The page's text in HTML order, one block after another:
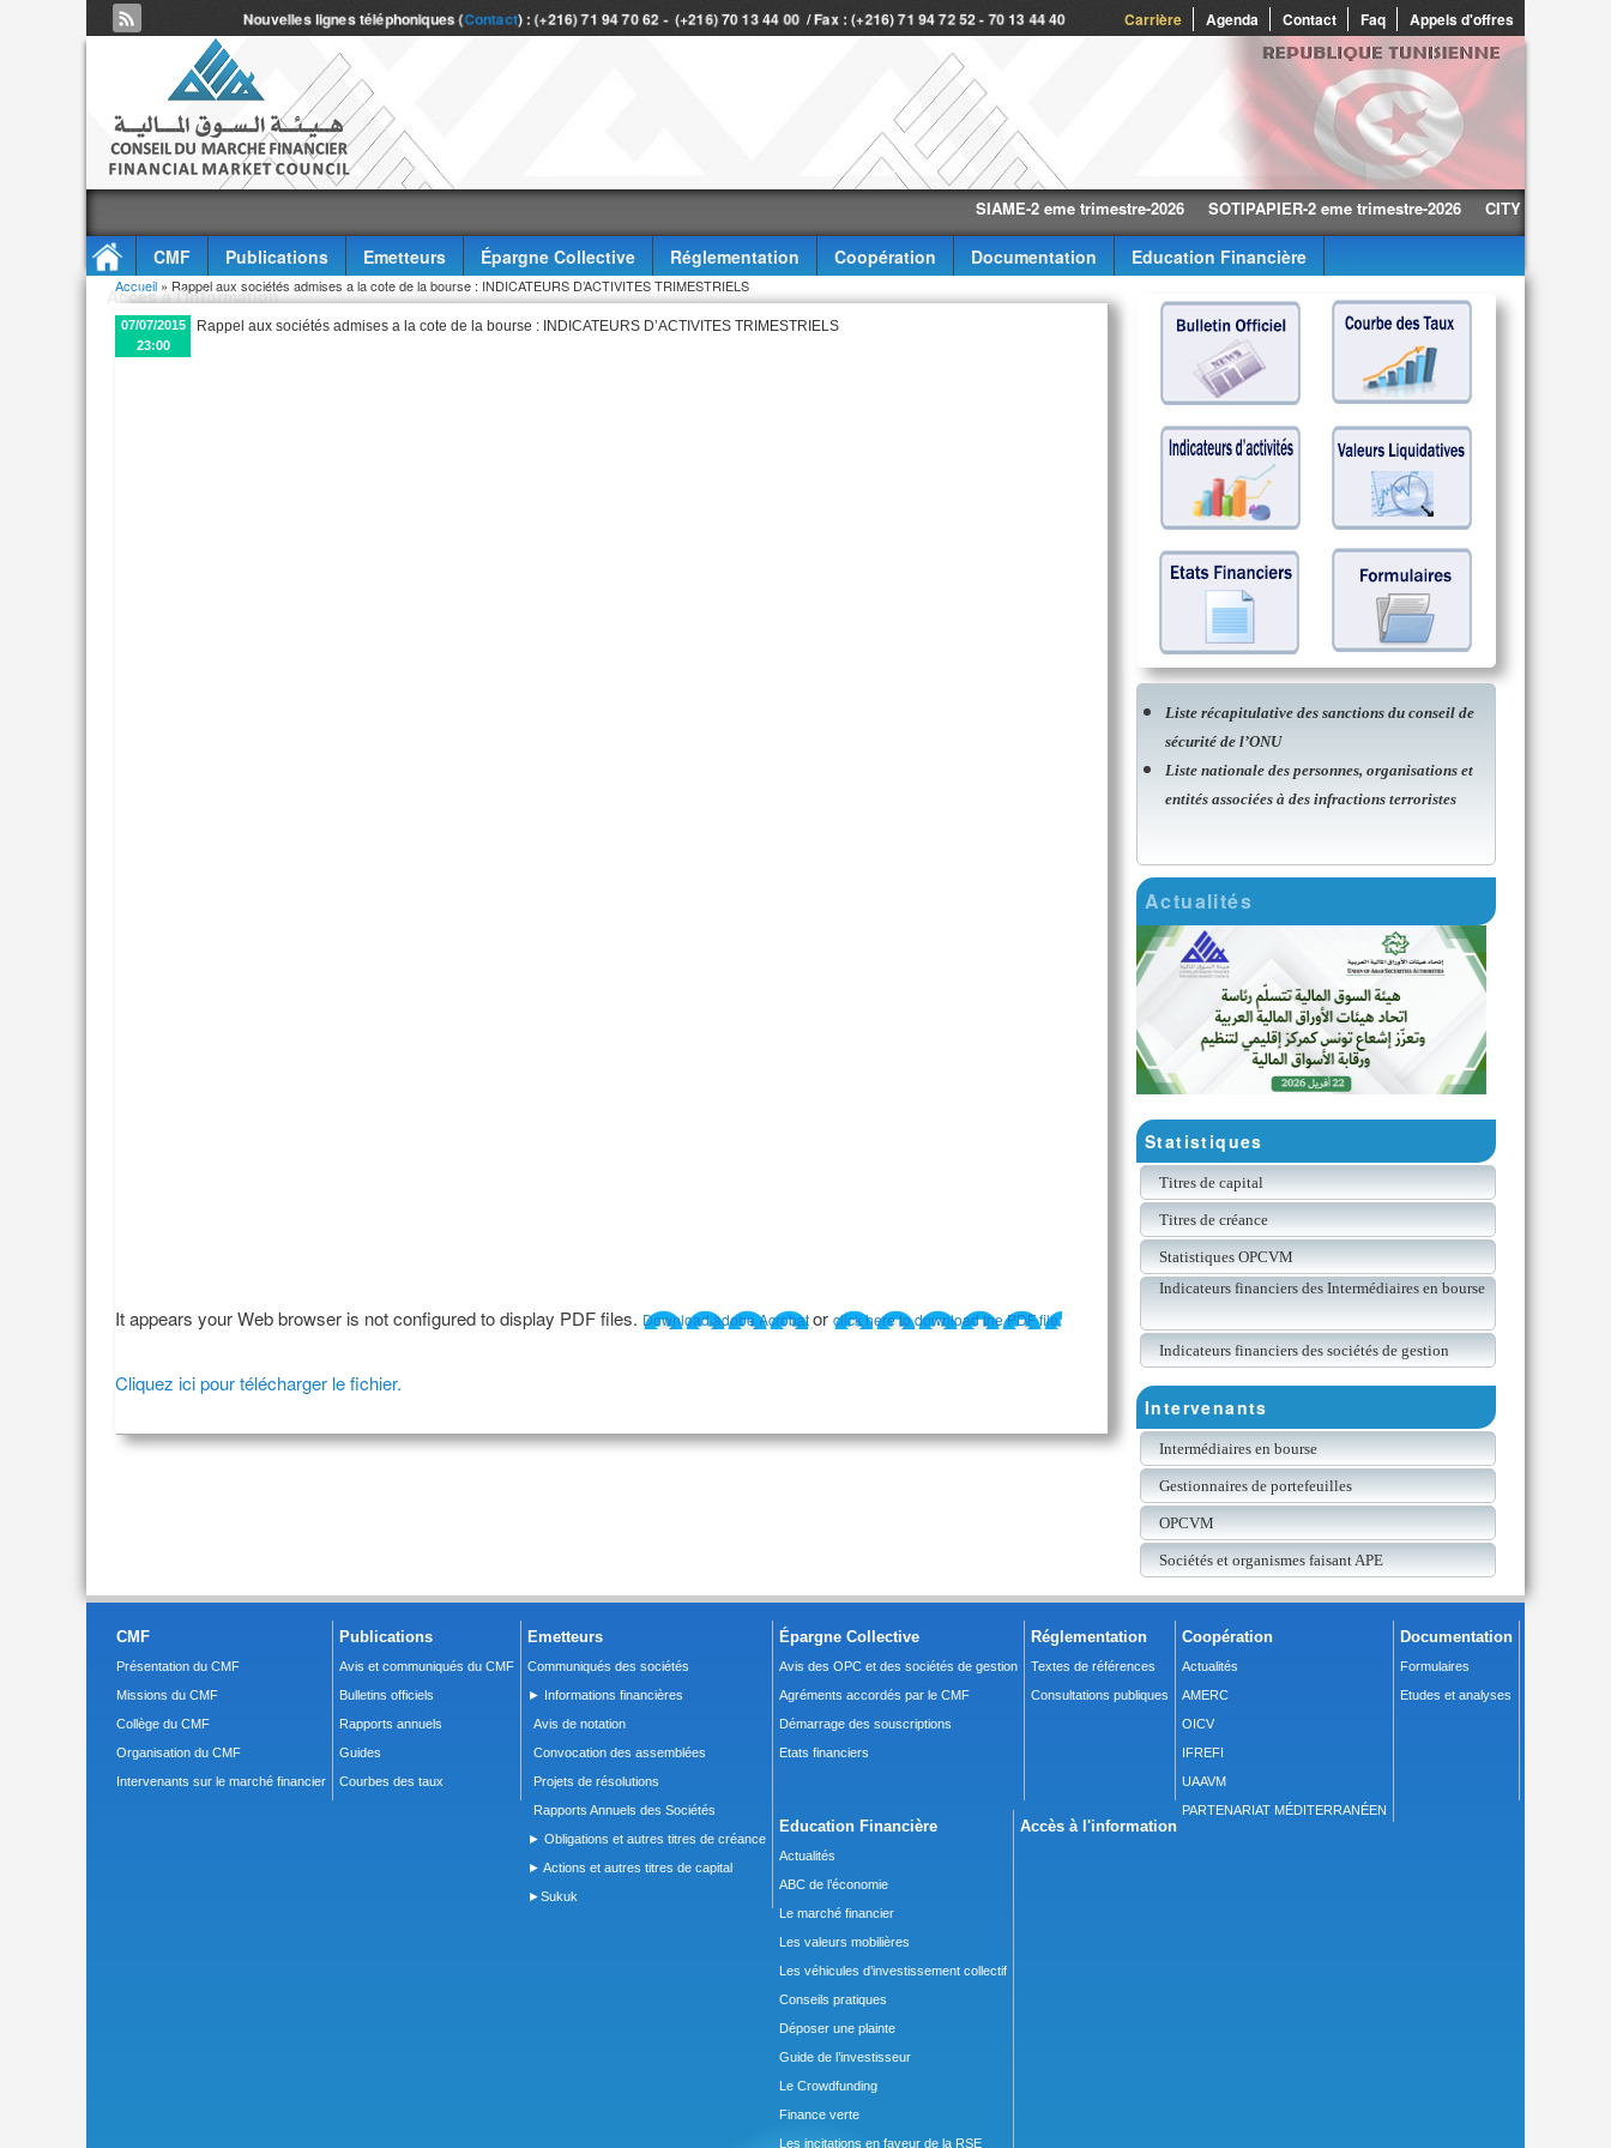
Carrière Agenda Contact Faq Appels d'offres
Nouvelles lignes téléphoniques (Contact) : (+216) 71 94 70 62 - (+216) 70 13 44 00 / Fax : (+216) 71 94 72 52 - 70 13 44 40
SIAME-2 eme trimestre-2026 SOTIPAPIER-2 eme trimestre-2026 CITY CARS-2 eme
CMF Publications Emetteurs Épargne Collective Réglementation Coopération Documentation
Education Financière
Accès à l'information
Vous êtes ici
Accueil » Rappel aux sociétés admises a la cote de la bourse : INDICATEURS D’ACTIVITES TRIMESTRIELS
07/07/2015
23:00
Rappel aux sociétés admises a la cote de la bourse : INDICATEURS D’ACTIVITES TRIMESTRIELS
It appears your Web browser is not configured to display PDF files. Download adobe Acrobator click here to download the PDF file.
Cliquez ici pour télécharger le fichier.
Liste récapitulative des sanctions du conseil de
sécurité de l’ONU
Liste nationale des personnes, organisations et
entités associées à des infractions terroristes
Actualités
Statistiques
Titres de capital
Titres de créance
Statistiques OPCVM
Indicateurs financiers des Intermédiaires en bourse
Indicateurs financiers des sociétés de gestion
Intervenants
Intermédiaires en bourse
Gestionnaires de portefeuilles
OPCVM
Sociétés et organismes faisant APE
CMF
Présentation du CMF
Missions du CMF
Collège du CMF
Organisation du CMF
Intervenants sur le marché financier
Publications
Avis et communiqués du CMF
Bulletins officiels
Rapports annuels
Guides
Courbes des taux
Emetteurs
Communiqués des sociétés
► Informations financières
Avis de notation
Convocation des assemblées
Projets de résolutions
Rapports Annuels des Sociétés
► Obligations et autres titres de créance
► Actions et autres titres de capital
►Sukuk
Épargne Collective
Avis des OPC et des sociétés de gestion
Agréments accordés par le CMF
Démarrage des souscriptions
Etats financiers
Réglementation
Textes de références
Consultations publiques
Coopération
Actualités
AMERC
OICV
IFREFI
UAAVM
PARTENARIAT MÉDITERRANÉEN
Documentation
Formulaires
Etudes et analyses
Education Financière
Actualités
ABC de l’économie
Le marché financier
Les valeurs mobilières
Les véhicules d’investissement collectif
Conseils pratiques
Déposer une plainte
Guide de l’investisseur
Le Crowdfunding
Finance verte
Les incitations en faveur de la RSE
Accès à l'information